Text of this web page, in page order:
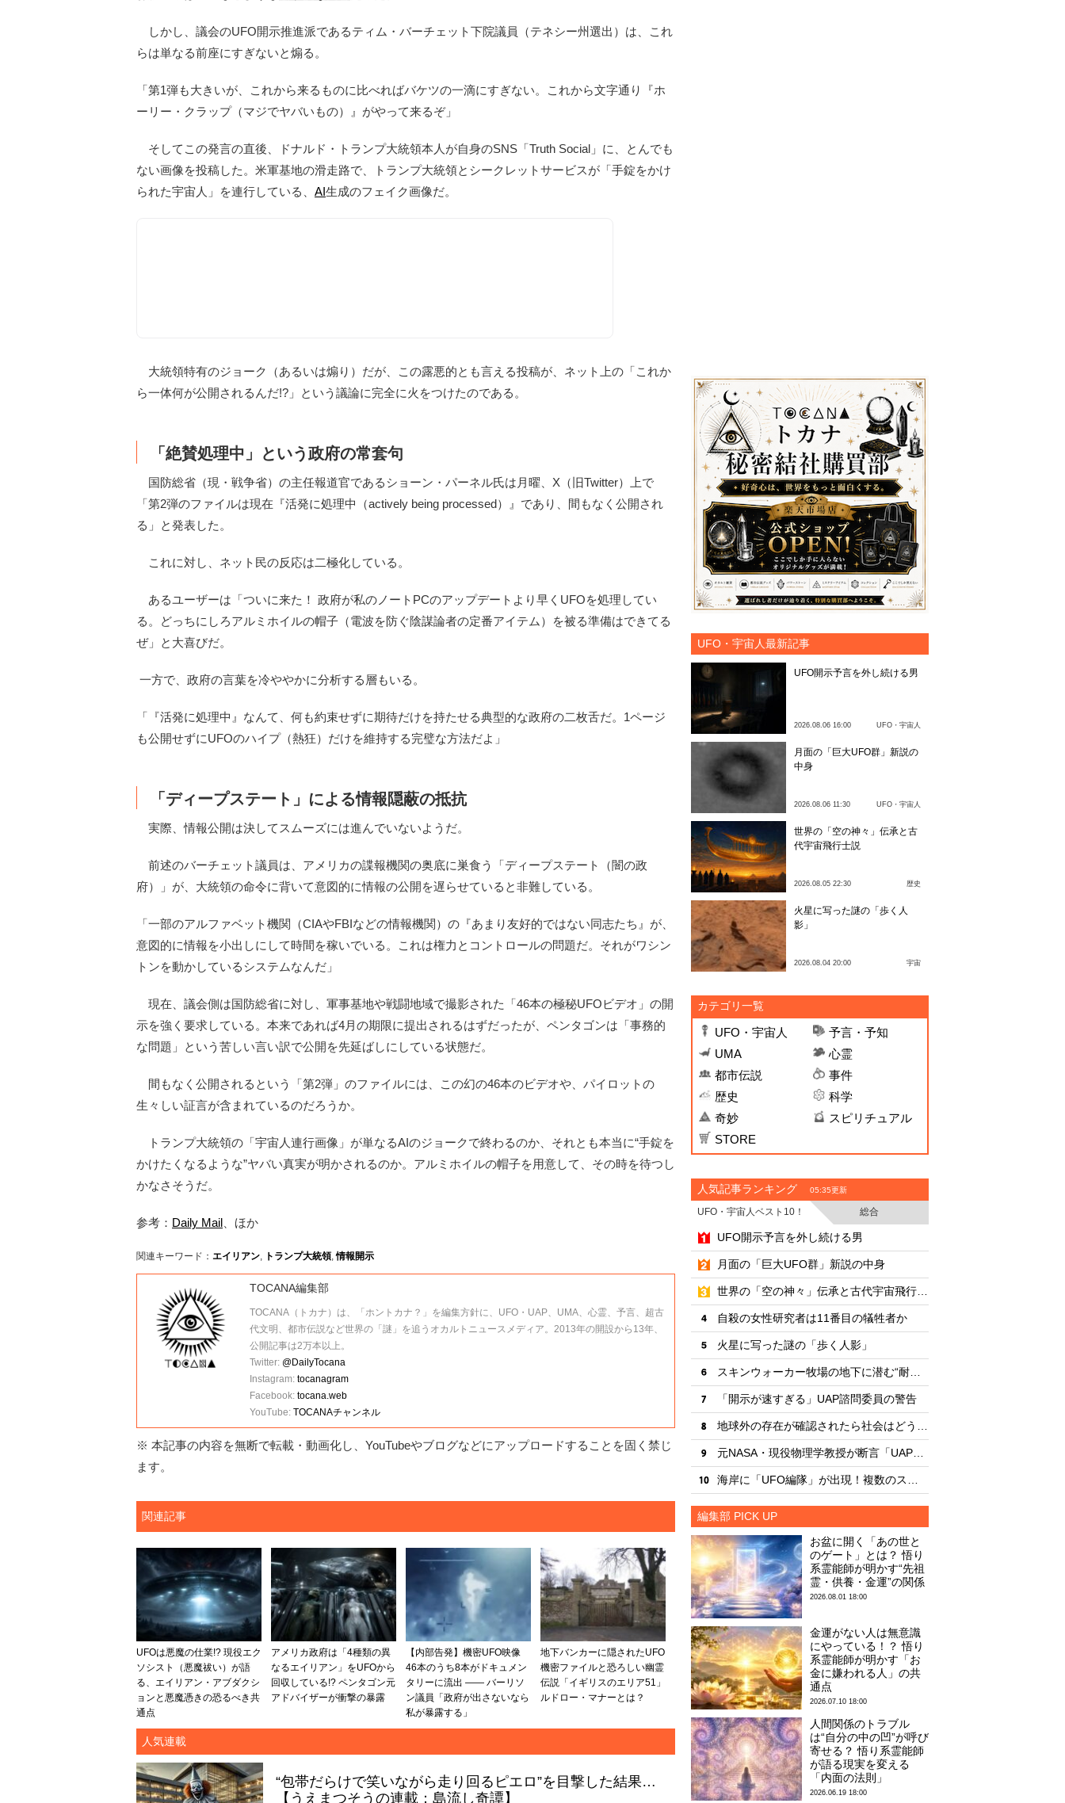
しかし、議会のUFO開示推進派であるティム・バーチェット下院議員（テネシー州選出）は、これ
らは単なる前座にすぎないと煽る。
「第1弾も大きいが、これから来るものに比べればバケツの一滴にすぎない。これから文字通り『ホ
ーリー・クラップ（マジでヤバいもの）』がやって来るぞ」
そしてこの発言の直後、ドナルド・トランプ大統領本人が自身のSNS「Truth Social」に、とんでも
ない画像を投稿した。米軍基地の滑走路で、トランプ大統領とシークレットサービスが「手錠をかけ
られた宇宙人」を連行している、 AI生成のフェイク画像だ。
大統領特有のジョーク（あるいは煽り）だが、この露悪的とも言える投稿が、ネット上の「これか
ら一体何が公開されるんだ!?」という議論に完全に火をつけたのである。
「絶賛処理中」という政府の常套句
国防総省（現・戦争省）の主任報道官であるショーン・パーネル氏は月曜、X（旧Twitter）上で
「第2弾のファイルは現在『活発に処理中（actively being processed）』であり、間もなく公開され
る」と発表した。
これに対し、ネット民の反応は二極化している。
あるユーザーは「ついに来た！ 政府が私のノートPCのアップデートより早くUFOを処理してい
る。どっちにしろアルミホイルの帽子（電波を防ぐ陰謀論者の定番アイテム）を被る準備はできてる
ぜ」と大喜びだ。
一方で、政府の言葉を冷ややかに分析する層もいる。
「『活発に処理中』なんて、何も約束せずに期待だけを持たせる典型的な政府の二枚舌だ。1ページ
も公開せずにUFOのハイプ（熱狂）だけを維持する完璧な方法だよ」
「ディープステート」による情報隠蔽の抵抗
実際、情報公開は決してスムーズには進んでいないようだ。
前述のバーチェット議員は、アメリカの諜報機関の奥底に巣食う「ディープステート（闇の政
府）」が、大統領の命令に背いて意図的に情報の公開を遅らせていると非難している。
「一部のアルファベット機関（CIAやFBIなどの情報機関）の『あまり友好的ではない同志たち』が、
意図的に情報を小出しにして時間を稼いでいる。これは権力とコントロールの問題だ。それがワシン
トンを動かしているシステムなんだ」
現在、議会側は国防総省に対し、軍事基地や戦闘地域で撮影された「46本の極秘UFOビデオ」の開
示を強く要求している。本来であれば4月の期限に提出されるはずだったが、ペンタゴンは「事務的
な問題」という苦しい言い訳で公開を先延ばしにしている状態だ。
間もなく公開されるという「第2弾」のファイルには、この幻の46本のビデオや、パイロットの
生々しい証言が含まれているのだろうか。
トランプ大統領の「宇宙人連行画像」が単なるAIのジョークで終わるのか、それとも本当に“手錠を
かけたくなるような”ヤバい真実が明かされるのか。アルミホイルの帽子を用意して、その時を待つし
かなさそうだ。
参考： Daily Mail 、ほか
関連キーワード： エイリアン トランプ大統領 ,情報開示
TOCANA編集部
TOCANA（トカナ）は、「ホントカナ？」を編集方針に、UFO・UAP、UMA、心霊、予言、超古
代文明、都市伝説など世界の「謎」を追うオカルトニュースメディア。2013年の開設から13年、
公開記事は2万本以上。
Twitter: @DailyTocana
Instagram:tocanagram
Facebook:tocana.web
YouTube:TOCANAチャンネル
※ 本記事の内容を無断で転載・動画化し、YouTubeやブログなどにアップロードすることを固く禁じ
ます。
関連記事
UFOは悪魔の仕業!? 現役エク
ソシスト（悪魔祓い）が語
る、エイリアン・アブダクシ
ョンと悪魔憑きの恐るべき共
通点
アメリカ政府は「4種類の異
なるエイリアン」をUFOから
回収している!? ペンタゴン元
アドバイザーが衝撃の暴露
【内部告発】機密UFO映像
46本のうち8本がドキュメン
タリーに流出 —— バーリソ
ン議員「政府が出さないなら
私が暴露する」
地下バンカーに隠されたUFO
機密ファイルと恐ろしい幽霊
伝説「イギリスのエリア51」
ルドロー・マナーとは？
人気連載
“包帯だらけで笑いながら走り回るピエロ”を目撃した結果…
【うえまつそうの連載：島流し奇譚】
UFO・宇宙人最新記事
UFO開示予言を外し続ける男
2026.08.06 16:00 UFO・宇宙人
月面の「巨大UFO群」新説の
中身
2026.08.06 11:30 UFO・宇宙人
世界の「空の神々」伝承と古
代宇宙飛行士説
2026.08.05 22:30 歴史
火星に写った謎の「歩く人
影」
2026.08.04 20:00 宇宙
カテゴリ一覧
UFO・宇宙人
予言・予知
UMA
心霊
都市伝説
事件
歴史
科学
奇妙
スピリチュアル
STORE
人気記事ランキング 05:35更新
UFO・宇宙人ベスト10！
総合
・
UFO開示予言を外し続ける男
・
月面の「巨大UFO群」新説の中身
・
・
自殺の女性研究者は11番目の犠牲者か
・
火星に写った謎の「歩く人影」
・
・「開示が速すぎる」UAP諮問委員の警告
・
・
・
編集部 PICK UP
お盆に開く「あの世と
のゲート」とは？ 悟り
系霊能師が明かす“先祖
霊・供養・金運”の関係
2026.08.01 18:00
金運がない人は無意識
にやっている！？ 悟り
系霊能師が明かす「お
金に嫌われる人」の共
通点
2026.07.10 18:00
人間関係のトラブル
は“自分の中の凹”が呼び
寄せる？ 悟り系霊能師
が語る現実を変える
「内面の法則」
2026.06.19 18:00